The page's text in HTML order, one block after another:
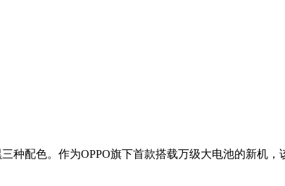
种配色。作为OPPO旗下首款搭载万级大电池的新机，